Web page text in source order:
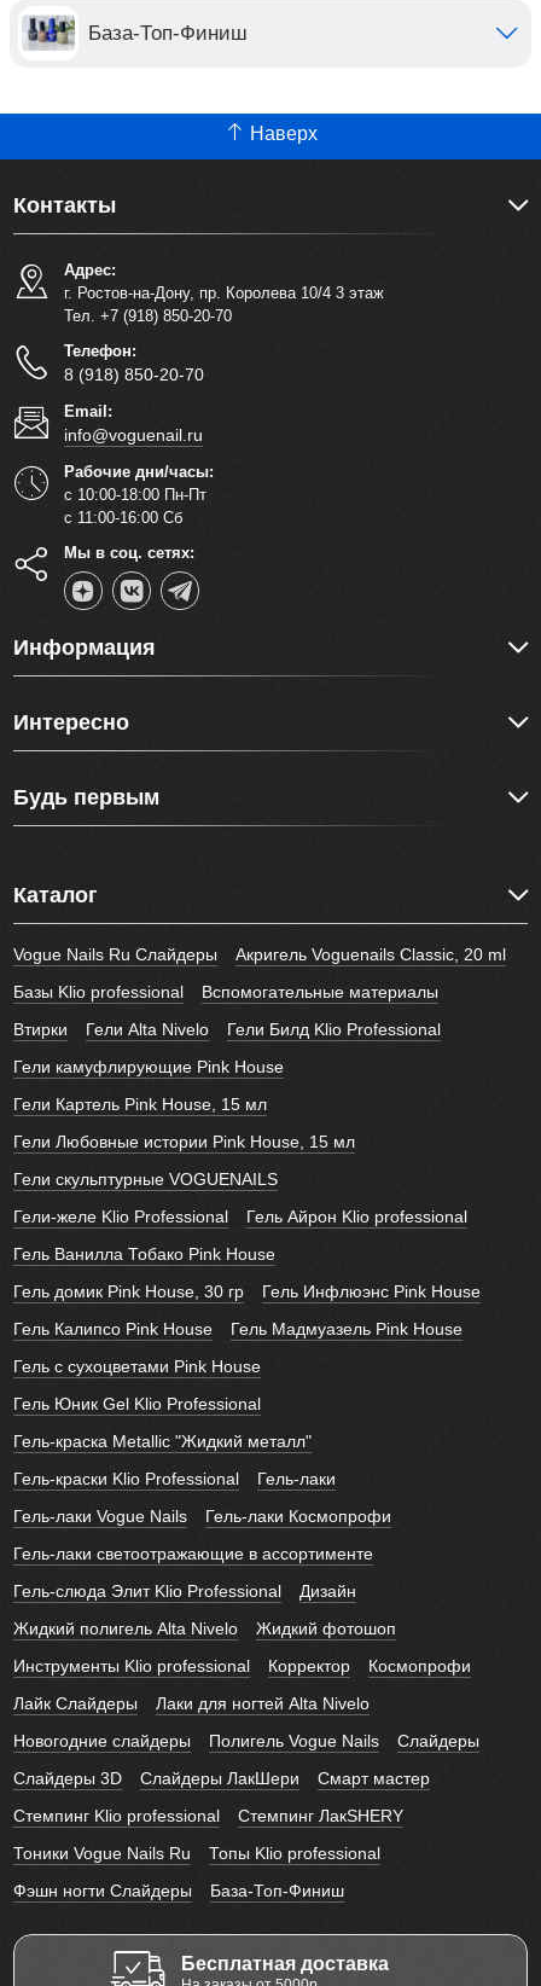
База-Топ-Финиш
Наверх
Контакты
Адрес:
г. Ростов-на-Дону, пр. Королева 10/4 3 этаж
Тел. +7 (918) 850-20-70
Телефон:
8 (918) 850-20-70
Email:
info@voguenail.ru
Рабочие дни/часы:
с 10:00-18:00 Пн-Пт
с 11:00-16:00 Сб
Мы в соц. сетях:
Информация
Интересно
Будь первым
Каталог
Vogue Nails Ru Слайдеры
Акригель Voguenails Classic, 20 ml
Базы Klio professional
Вспомогательные материалы
Втирки
Гели Alta Nivelo
Гели Билд Klio Professional
Гели камуфлирующие Pink House
Гели Картель Pink House, 15 мл
Гели Любовные истории Pink House, 15 мл
Гели скульптурные VOGUENAILS
Гели-желе Klio Professional
Гель Айрон Klio professional
Гель Ванилла Тобако Pink House
Гель домик Pink House, 30 гр
Гель Инфлюэнс Pink House
Гель Калипсо Pink House
Гель Мадмуазель Pink House
Гель с сухоцветами Pink House
Гель Юник Gel Klio Professional
Гель-краска Metallic "Жидкий металл"
Гель-краски Klio Professional
Гель-лаки
Гель-лаки Vogue Nails
Гель-лаки Космопрофи
Гель-лаки светоотражающие в ассортименте
Гель-слюда Элит Klio Professional
Дизайн
Жидкий полигель Alta Nivelo
Жидкий фотошоп
Инструменты Klio professional
Корректор
Космопрофи
Лайк Слайдеры
Лаки для ногтей Alta Nivelo
Новогодние слайдеры
Полигель Vogue Nails
Слайдеры
Слайдеры 3D
Слайдеры ЛакШери
Смарт мастер
Стемпинг Klio professional
Стемпинг ЛакSHERY
Тоники Vogue Nails Ru
Топы Klio professional
Фэшн ногти Слайдеры
База-Топ-Финиш
Бесплатная доставка